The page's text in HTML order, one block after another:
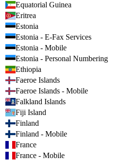
Equatorial Guinea
Eritrea
Estonia
Estonia - E-Fax Services
Estonia - Mobile
Estonia - Personal Numbering
Ethiopia
Faeroe Islands
Faeroe Islands - Mobile
Falkland Islands
Fiji Island
Finland
Finland - Mobile
France
France - Mobile